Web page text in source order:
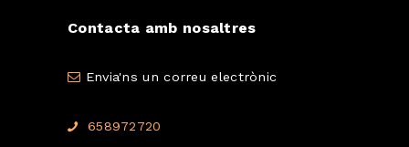
Contacta amb nosaltres
Envia'ns un correu electrònic
658972720